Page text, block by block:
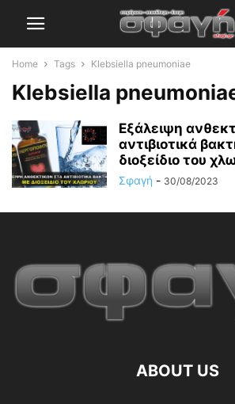
Home Tags Klebsiella pneumoniae
Klebsiella
Εξάλειψη
αντιβιοτικά
διοξείδιο του
Σφαγή - 30/08/2023
ABOUT US